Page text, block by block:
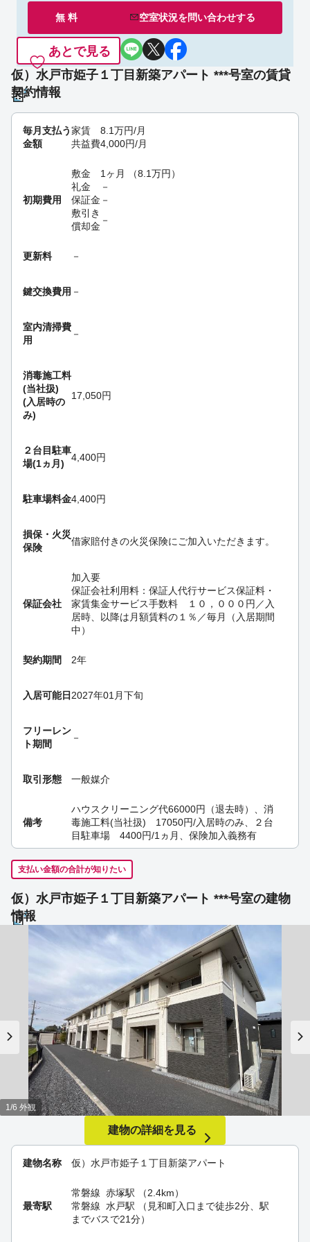
無 料 空室状況を問い合わせする
あとで見る
仮）水戸市姫子１丁目新築アパート ***号室の賃貸
契約情報
毎月支払う
金額
家賃 8.1万円/月
共益費4,000円/月
初期費用
敷金 1ヶ月 （8.1万円 ）
礼金
－
保証金 －
敷引き
償却金
－
更新料 －
鍵交換費用 －
室内清掃費
用
－
消毒施工料
(当社扱)
(入居時の
み)
17,050円
２台目駐車
場(1ヵ月)
4,400円
駐車場料金4,400円
損保・ 火災
保険
借家賠付きの火災保険にご加入いただきます。
保証会社
加入要
保証会社利用料：保証人代行サービス保証料・
家賃集金サービス手数料 １０，０００円／入
居時、以降は月額賃料の１％／毎月（入居期間
中）
契約期間 2年
入居可能日2027年01月下旬
フリーレン
ト期間
－
取引形態 一般媒介
備考
ハウスクリーニング代66000円（退去時）、消
毒施工料(当社扱) 17050円/入居時のみ、２台
目駐車場 4400円/1ヵ月、保険加入義務有
支払い金額の合計が知りたい
仮）水戸市姫子１丁目新築アパート ***号室の建物
情報
建物名称 仮）水戸市姫子１丁目新築アパート
最寄駅
常磐線 赤塚駅 （2.4km）
常磐線 水戸駅 （見和町入口まで徒歩2分、駅
までバスで21分）
1/6 外観
建物の詳細を見る